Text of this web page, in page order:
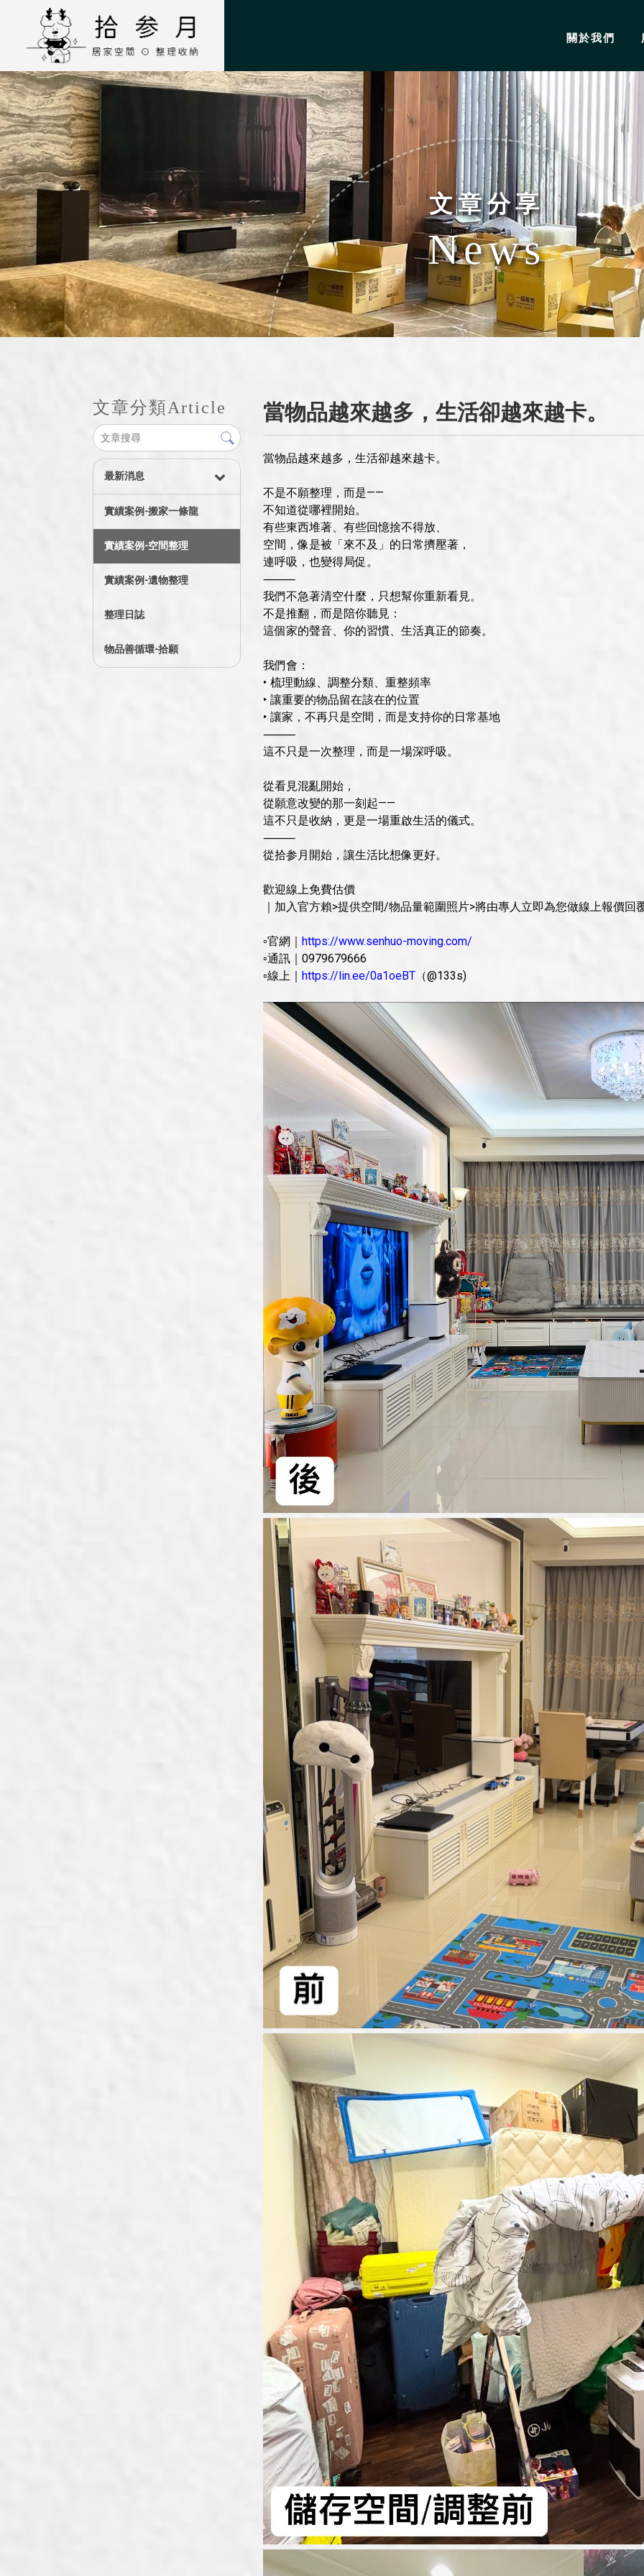
關於我們
文章分享
文章分類Article
最新消息
實績案例-搬家一條龍
實績案例-空間整理
實績案例-遺物整理
整理日誌
物品善循環-拾願
當物品越來越多，生活卻越來越卡。
當物品越來越多，生活卻越來越卡。
不是不願整理，而是——
不知道從哪裡開始。
有些東西堆著、有些回憶捨不得放、
空間，像是被「來不及」的日常擠壓著，
連呼吸，也變得局促。
⸻
我們不急著清空什麼，只想幫你重新看見。
不是推翻，而是陪你聽見：
這個家的聲音、你的習慣、生活真正的節奏。
我們會：
‣ 梳理動線、調整分類、重整頻率
‣ 讓重要的物品留在該在的位置
‣ 讓家，不再只是空間，而是支持你的日常基地
⸻
這不只是一次整理，而是一場深呼吸。
從看見混亂開始，
從願意改變的那一刻起——
這不只是收納，更是一場重啟生活的儀式。
⸻
從拾参月開始，讓生活比想像更好。
歡迎線上免費估價
｜加入官方賴>提供空間/物品量範圍照片>將由專人立即為您做線上報價回
▫官網｜https://www.senhuo-moving.com/
▫通訊｜0979679666
▫線上｜https://lin.ee/0a1oeBT （@133s)